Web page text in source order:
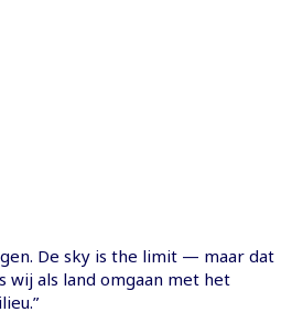
De sky is the limit — maar dat
wij als land omgaan met het